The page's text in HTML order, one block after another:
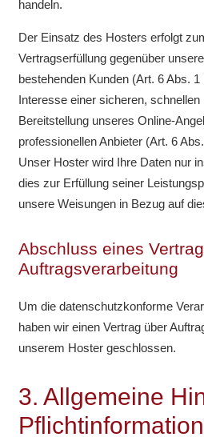
handeln.
Der Einsatz des Hosters erfolgt
Vertragserfüllung gegenüber
bestehenden Kunden (Art. 6 Abs.
Interesse einer sicheren, schnellen
Bereitstellung unseres Online-
professionellen Anbieter (Art. 6
Unser Hoster wird Ihre Daten nur
dies zur Erfüllung seiner
unsere Weisungen in Bezug auf
Abschluss eines
Auftragsverarbeitung
Um die datenschutzkonforme
haben wir einen Vertrag über
unserem Hoster geschlossen.
3. Allgemeine